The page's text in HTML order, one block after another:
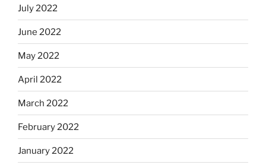
July 2022
June 2022
May 2022
April 2022
March 2022
February 2022
January 2022